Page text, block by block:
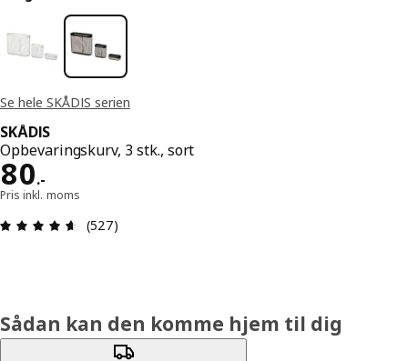
Se hele SKÅDIS serien
SKÅDIS
Opbevaringskurv, 3 stk., sort
80.-
Pris 80.-
Pris inkl. moms
Anmeldelse: 4.6 Ud af 5 Stjerner. Anmeldelser i
(527)
Sådan kan den komme hjem til dig